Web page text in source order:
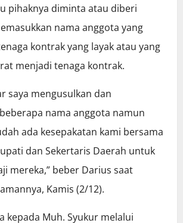
pihaknya diminta atau diberi
nama anggota yang
kontrak yang layak atau yang
menjadi tenaga kontrak.
saya mengusulkan dan
nama anggota namun
ada kesepakatan kami bersama
dan Sekertaris Daerah untuk
mereka,” beber Darius saat
Kamis (2/12).
kepada Muh. Syukur melalui